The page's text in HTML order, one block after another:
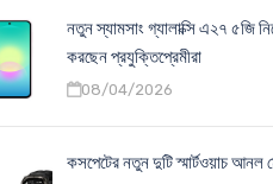
নতুন স্যামসাং গ্যালাক্সি এ২৭ ৫জি
করছেন প্রযুক্তিপ্রেমীরা
08/04/2026
কসপেটের নতুন দুটি স্মার্টওয়াচ আনল